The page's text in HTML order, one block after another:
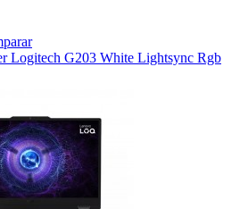
Logitech G203 White Lightsync Rgb